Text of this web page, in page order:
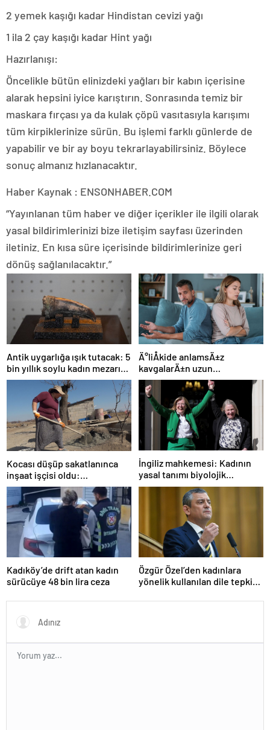
2 yemek kaşığı kadar Hindistan cevizi yağı
1 ila 2 çay kaşığı kadar Hint yağı
Hazırlanışı:
Öncelikle bütün elinizdeki yağları bir kabın içerisine
alarak hepsini iyice karıştırın. Sonrasında temiz bir
maskara fırçası ya da kulak çöpü vasıtasıyla karışımı
tüm kirpiklerinize sürün. Bu işlemi farklı günlerde de
yapabilir ve bir ay boyu tekrarlayabilirsiniz. Böylece
sonuç almanız hızlanacaktır.
Haber Kaynak : ENSONHABER.COM
“Yayınlanan tüm haber ve diğer içerikler ile ilgili olarak
yasal bildirimlerinizi bize iletişim sayfası üzerinden
iletiniz. En kısa süre içerisinde bildirimlerinize geri
dönüş sağlanılacaktır.”
Antik uygarlığa ışık tutacak: 5
bin yıllık soylu kadın mezarı
bulundu!
Ä°liÅkide anlamsÄ±z
kavgalarÄ±n uzun
sÃ¼rmesini engellemenin 5
yolu
Kocası düşüp sakatlanınca
inşaat işçisi oldu:
Dekorasyon, ısı yalıtım,
boya… Yapamadığı iş yok
İngiliz mahkemesi: Kadının
yasal tanımı biyolojik
cinsiyete dayanır
Kadıköy’de drift atan kadın
sürücüye 48 bin lira ceza
Özgür Özel’den kadınlara
yönelik kullanılan dile tepki: